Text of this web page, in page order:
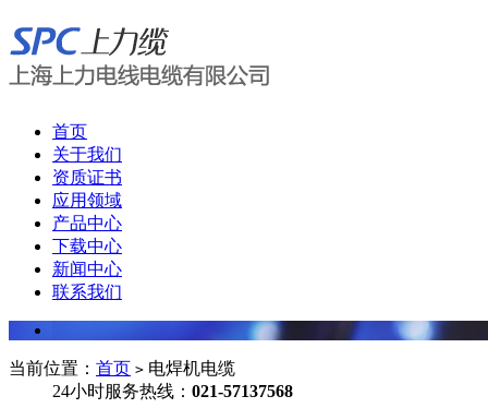
首页
关于我们
资质证书
应用领域
产品中心
下载中心
新闻中心
联系我们
当前位置： 首页 > 电焊机电缆
24小时服务热线： 021-57137568